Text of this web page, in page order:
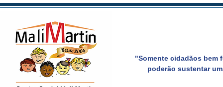
"Somente cidadãos bem
poderão sustentar